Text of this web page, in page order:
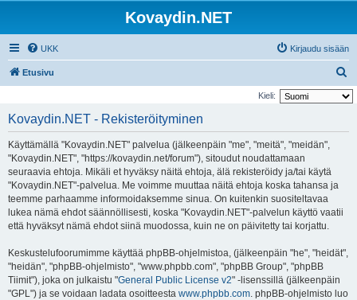
Kovaydin.NET
UKK Kirjaudu sisään
Etusivu
t
Kieli:
Kovaydin.NET - Rekisteröityminen
Käyttämällä "Kovaydin.NET" palvelua (jälkeenpäin "me", "meitä", "meidän",
"Kovaydin.NET", "https://kovaydin.net/forum"), sitoudut noudattamaan
seuraavia ehtoja. Mikäli et hyväksy näitä ehtoja, älä rekisteröidy ja/tai käytä
"Kovaydin.NET"-palvelua. Me voimme muuttaa näitä ehtoja koska tahansa ja
teemme parhaamme informoidaksemme sinua. On kuitenkin suositeltavaa
lukea nämä ehdot säännöllisesti, koska "Kovaydin.NET"-palvelun käyttö vaatii
että hyväksyt nämä ehdot siinä muodossa, kuin ne on päivitetty tai korjattu.
Keskustelufoorumimme käyttää phpBB-ohjelmistoa, (jälkeenpäin "he", "heidät",
"heidän", "phpBB-ohjelmisto", "www.phpbb.com", "phpBB Group", "phpBB
Tiimit"), joka on julkaistu "General Public License v2" -lisenssillä (jälkeenpäin
"GPL") ja se voidaan ladata osoitteesta www.phpbb.com. phpBB-ohjelmisto luo